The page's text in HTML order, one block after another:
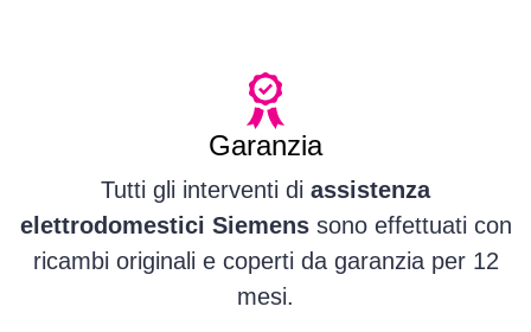
Garanzia
Tutti gli interventi di assistenza
elettrodomestici Siemenssono effettuati con
ricambi originali e coperti da garanzia per 12
mesi.